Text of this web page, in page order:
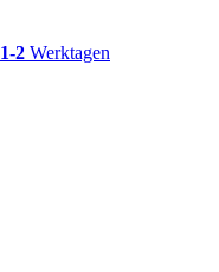
1-2 Werktagen